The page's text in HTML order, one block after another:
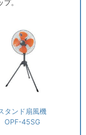
。
タンド扇風機
OPF-45SG